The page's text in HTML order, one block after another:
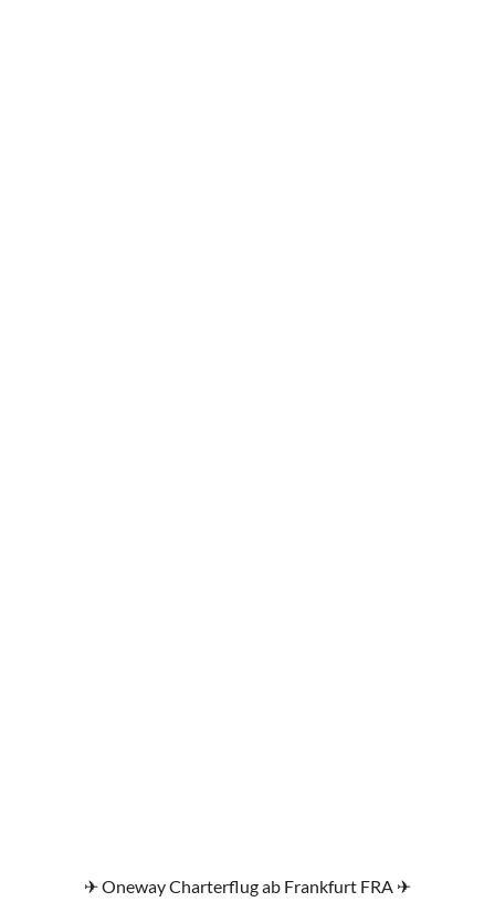
✈ Oneway Charterflug ab Frankfurt FRA ✈